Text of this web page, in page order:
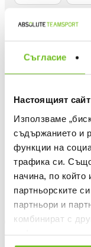
Съгласие
Настоящият
Използваме
съдържанието и
функции на
трафика си.
начина, по който
партньорските
партньори и
комбинират с
Количество
ДОБАВИ В
ВИЖ ПОВЕЧЕ
30 ДНИ
Информация
Описание
Доставка